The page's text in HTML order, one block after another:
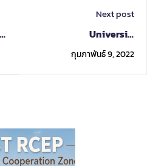
Next post
Universiti
Kebangsaan Malaysia
ขอเชิญผู้สนใจร่วมการ
กุมภาพันธ์ 9, 2022